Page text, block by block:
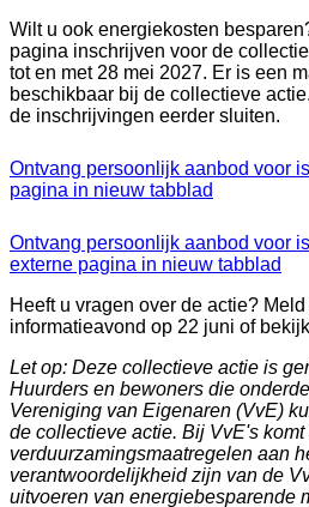
Wilt u ook energiekosten
pagina inschrijven voor de
tot en met 28 mei 2027. Er is een
beschikbaar bij de collectieve
de inschrijvingen eerder sluiten.
Ontvang persoonlijk aanbod voor
pagina in nieuw tabblad
Ontvang persoonlijk aanbod voor
externe pagina in nieuw tabblad
Heeft u vragen over de actie?
informatieavond op 22 juni of
Let op: Deze collectieve actie is
Huurders en bewoners die
Vereniging van Eigenaren (VvE)
de collectieve actie. Bij VvE's
verduurzamingsmaatregelen aan
verantwoordelijkheid zijn van de
uitvoeren van energiebesparende